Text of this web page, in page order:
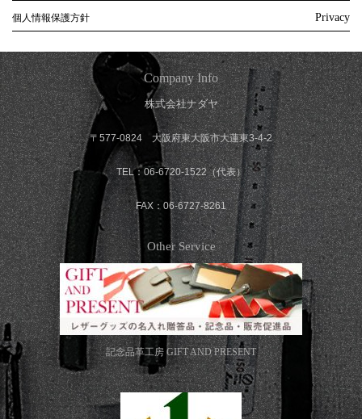
個人情報保護方針 Privacy
Company Info
株式会社ナダヤ
〒577-0824 大阪府東大阪市大蓮東3-4-2
TEL：06-6720-1522（代表）
FAX：06-6727-8261
Other Service
記念品革工房 GIFT AND PRESENT